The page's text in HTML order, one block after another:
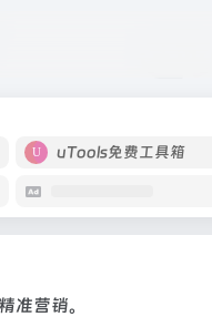
uTools免费工具箱
准营销。